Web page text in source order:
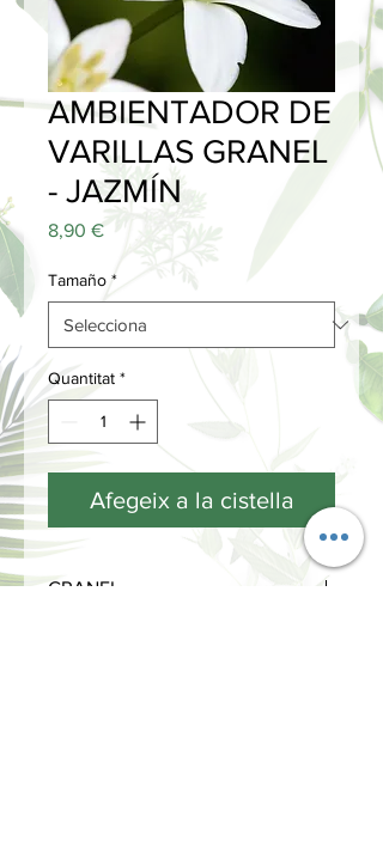
AMBIENTADOR DE
VARILLAS GRANEL
- JAZMÍN
8,90 €Price
Tamaño *
Quantitat *
Afegeix a la cistella
GRANEL